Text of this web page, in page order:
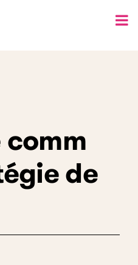
comm
de